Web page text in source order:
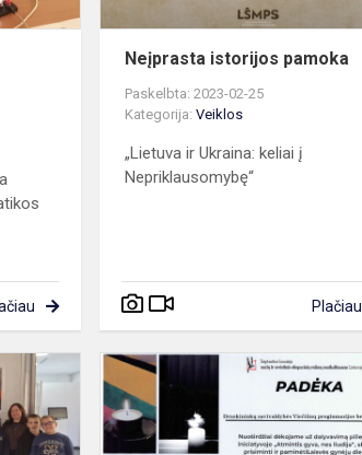
Neįprasta istorijos pamoka
Paskelbta: 2023-02-25
Kategorija:Veiklos
„Lietuva ir Ukraina: keliai į
Nepriklausomybę“
Plačiau
Antrokai
dalyvavo
kūrybinėje
MO